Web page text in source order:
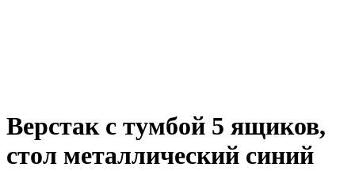
Верстак с тумбой 5 ящиков,
стол металлический синий